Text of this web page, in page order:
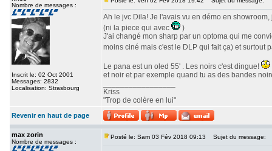
Nombre de messages :
Inscrit le: 02 Oct 2001
Messages: 2832
Localisation: Strasbourg
Ah le jvc Dila! Je l'avais vu en démo en
(ni la piece qui avec
)
J'ai changé mon sharp par un optoma qui me
moins ciné mais c'est le DLP qui fait ça) et
Le pana est un oled 55' . Les noirs c'est dingue!
et noir et par exemple quand tu as des bandes
Kriss
"Trop de colère en lui"
Revenir en haut de page
max zorin
Nombre de messages :
Posté le: Sam 03 Fév 2018 09:13 Sujet du message: